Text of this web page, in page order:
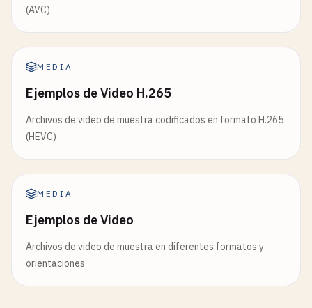
(AVC)
MEDIA
Ejemplos de Video H.265
Archivos de video de muestra codificados en formato H.265
(HEVC)
MEDIA
Ejemplos de Video
Archivos de video de muestra en diferentes formatos y
orientaciones